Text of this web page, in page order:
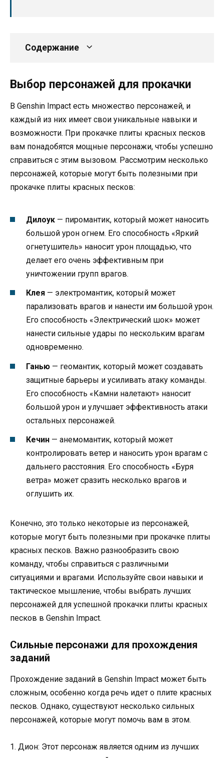
Содержание
Выбор персонажей для прокачки
В Genshin Impact есть множество персонажей, и
каждый из них имеет свои уникальные навыки и
возможности. При прокачке плиты красных песков
вам понадобятся мощные персонажи, чтобы успешно
справиться с этим вызовом. Рассмотрим несколько
персонажей, которые могут быть полезными при
прокачке плиты красных песков:
Дилоук — пиромантик, который может наносить
большой урон огнем. Его способность «Яркий
огнетушитель» наносит урон площадью, что
делает его очень эффективным при
уничтожении групп врагов.
Клея — электромантик, который может
парализовать врагов и нанести им большой урон.
Его способность «Электрический шок» может
нанести сильные удары по нескольким врагам
одновременно.
Ганью — геомантик, который может создавать
защитные барьеры и усиливать атаку команды.
Его способность «Камни налетают» наносит
большой урон и улучшает эффективность атаки
остальных персонажей.
Кечин — анемомантик, который может
контролировать ветер и наносить урон врагам с
дальнего расстояния. Его способность «Буря
ветра» может сразить несколько врагов и
оглушить их.
Конечно, это только некоторые из персонажей,
которые могут быть полезными при прокачке плиты
красных песков. Важно разнообразить свою
команду, чтобы справиться с различными
ситуациями и врагами. Используйте свои навыки и
тактическое мышление, чтобы выбрать лучших
персонажей для успешной прокачки плиты красных
песков в Genshin Impact.
Сильные персонажи для прохождения
заданий
Прохождение заданий в Genshin Impact может быть
сложным, особенно когда речь идет о плите красных
песков. Однако, существуют несколько сильных
персонажей, которые могут помочь вам в этом.
1. Дион: Этот персонаж является одним из лучших